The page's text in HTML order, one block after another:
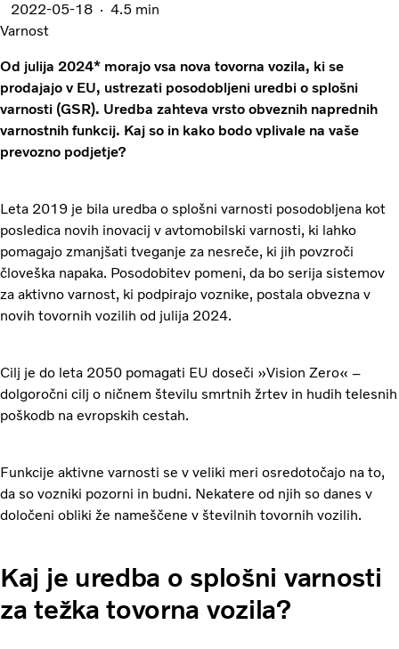
2022-05-18
4.5 min
Varnost
Od julija 2024* morajo vsa nova tovorna vozila, ki se
prodajajo v EU, ustrezati posodobljeni uredbi o splošni
varnosti (GSR). Uredba zahteva vrsto obveznih naprednih
varnostnih funkcij. Kaj so in kako bodo vplivale na vaše
prevozno podjetje?
Leta 2019 je bila uredba o splošni varnosti posodobljena kot
posledica novih inovacij v avtomobilski varnosti, ki lahko
pomagajo zmanjšati tveganje za nesreče, ki jih povzroči
človeška napaka. Posodobitev pomeni, da bo serija sistemov
za aktivno varnost, ki podpirajo voznike, postala obvezna v
novih tovornih vozilih od julija 2024.
Cilj je do leta 2050 pomagati EU doseči »Vision Zero« –
dolgoročni cilj o ničnem številu smrtnih žrtev in hudih telesnih
poškodb na evropskih cestah.
Funkcije aktivne varnosti se v veliki meri osredotočajo na to,
da so vozniki pozorni in budni. Nekatere od njih so danes v
določeni obliki že nameščene v številnih tovornih vozilih.
Kaj je uredba o splošni varnosti
za težka tovorna vozila?